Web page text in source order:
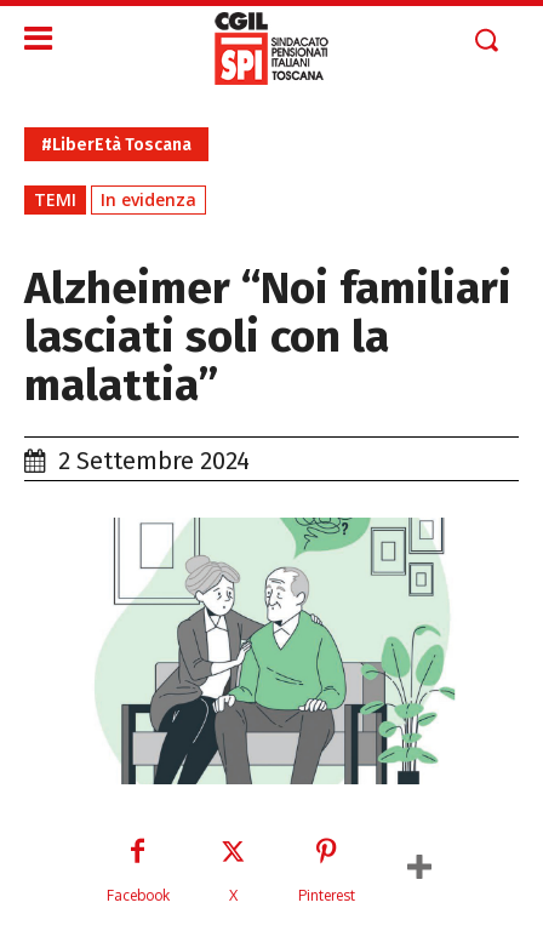
#LiberEtà Toscana
TEMI In evidenza
Alzheimer “Noi familiari
lasciati soli con la
malattia”
2 Settembre 2024
Facebook X Pinterest